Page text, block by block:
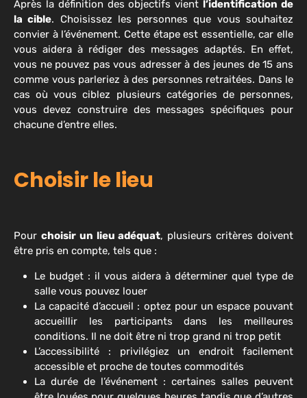
Après la définition des objectifs vientl’identification de
la cible. Choisissez les personnes que vous souhaitez
convier à l’événement. Cette étape est essentielle, car elle
vous aidera à rédiger des messages adaptés. En effet,
vous ne pouvez pas vous adresser à des jeunes de 15 ans
comme vous parleriez à des personnes retraitées. Dans le
cas où vous ciblez plusieurs catégories de personnes,
vous devez construire des messages spécifiques pour
chacune d’entre elles.
Choisir le lieu
Pour choisir un lieu adéquat, plusieurs critères doivent
être pris en compte, tels que :
Le budget : il vous aidera à déterminer quel type de
salle vous pouvez louer
La capacité d’accueil : optez pour un espace pouvant
accueillir les participants dans les meilleures
conditions. Il ne doit être ni trop grand ni trop petit
L’accessibilité : privilégiez un endroit facilement
accessible et proche de toutes commodités
La durée de l’événement : certaines salles peuvent